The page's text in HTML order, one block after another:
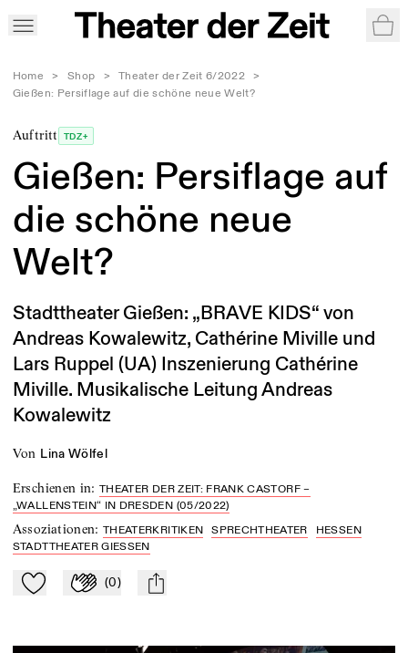
Home > Shop > Theater der Zeit 6/2022
>
Gießen: Persiflage auf die schöne neue Welt?
Auftritt TDZ+
Gießen: Persiflage auf
die schöne neue
Welt?
Stadttheater Gießen: „BRAVE KIDS“ von
Andreas Kowalewitz, Cathérine Miville und
Lars Ruppel (UA) Inszenierung Cathérine
Miville. Musikalische Leitung Andreas
Kowalewitz
von Lina Wölfel
Erschienen in:THEATER DER ZEIT: FRANK CASTORF –
„WALLENSTEIN“ IN DRESDEN (05/2022)
Assoziationen:THEATERKRITIKEN SPRECHTHEATER
HESSEN
STADTTHEATER GIESSEN
Zu Mein-TdZ hinzufügen
Applaudieren
(0) mail